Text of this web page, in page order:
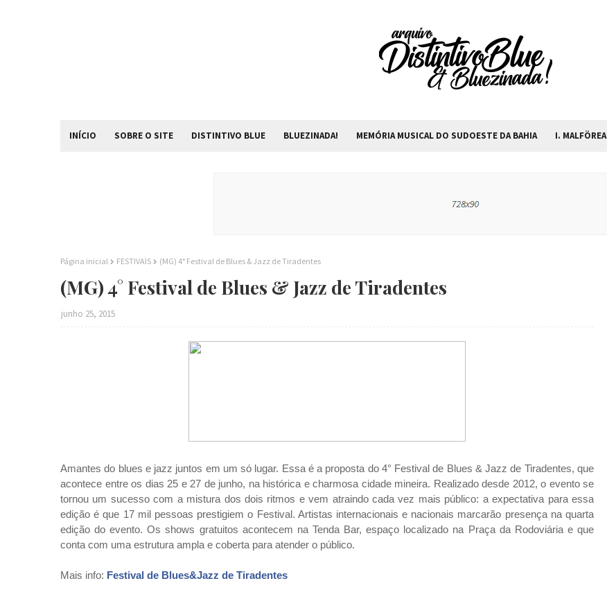
INÍCIO SOBRE O SITE DISTINTIVO BLUE BLUEZINADA! MEMÓRIA MUSICAL DO SUDOESTE DA BAHIA I. MALFÖREA
Página inicial FESTIVAIS (MG) 4° Festival de Blues & Jazz de Tiradentes
(MG) 4° Festival de Blues & Jazz de Tiradentes
junho 25, 2015
Amantes do blues e jazz juntos em um só lugar. Essa é a proposta do 4° Festival de Blues & Jazz de Tiradentes, que
acontece entre os dias 25 e 27 de junho, na histórica e charmosa cidade mineira. Realizado desde 2012, o evento se
tornou um sucesso com a mistura dos dois ritmos e vem atraindo cada vez mais público: a expectativa para essa
edição é que 17 mil pessoas prestigiem o Festival. Artistas internacionais e nacionais marcarão presença na quarta
edição do evento. Os shows gratuitos acontecem na Tenda Bar, espaço localizado na Praça da Rodoviária e que
conta com uma estrutura ampla e coberta para atender o público.
Mais info: Festival de Blues&Jazz de Tiradentes